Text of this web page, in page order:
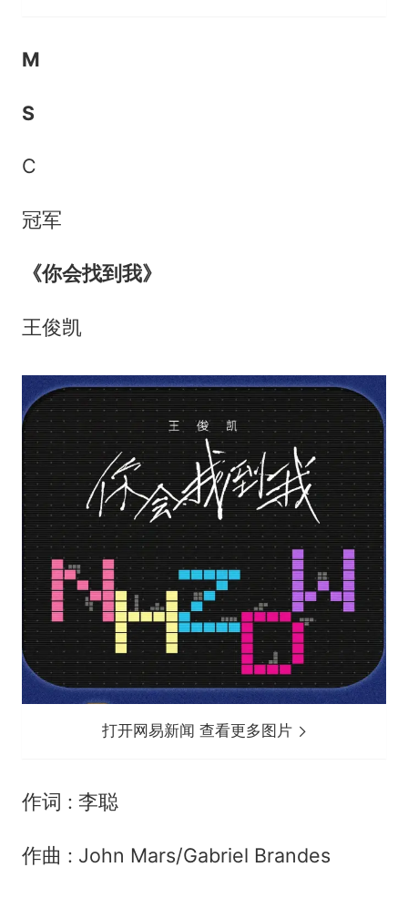
M
S
C
冠军
《你会找到我》
王俊凯
打开网易新闻 查看更多图片
作词 : 李聪
作曲 : John Mars/Gabriel Brandes